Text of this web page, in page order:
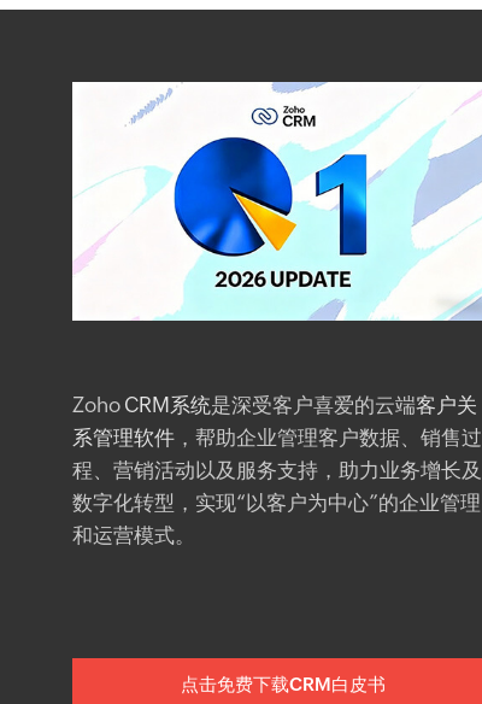
Zoho CRM系统是深受客户喜爱的云端客户关
系管理软件 ，帮助企业管理客户数据、销售过
程、营销活动以及服务支持，助力业务增长及
数字化转型，实现“以客户为中心”的企业管理
和运营模式。
点击免费下载CRM白皮书